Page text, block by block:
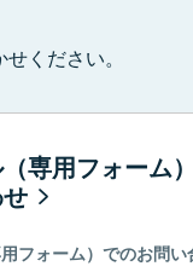
ください。
専用フォーム
フォーム）でのお問い